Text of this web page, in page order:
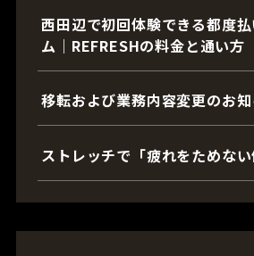
西田辺で初回体験できる都度
ム｜REFRESHの料金と通い方
移転および業務内容変更のお
ストレッチで「疲れをためな